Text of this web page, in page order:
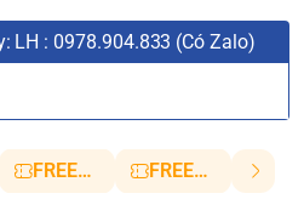
LH : 0978.904.833 (Có Zalo)
FREESHIP5 FREESHIP10